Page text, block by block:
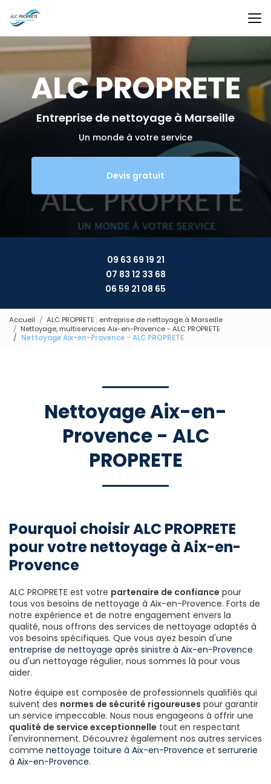
au
contenu
principal
Entreprise de nettoyage à Marseille
Un monde à votre service
Devis gratuit
09 63 69 19 21
07 83 12 33 68
06 59 21 08 65
Accueil
ALC PROPRETE : entreprise de nettoyage à Marseille
Nettoyage, multiservices Aix-en-Provence - ALC PROPRETE
Nettoyage Aix-en-Provence - ALC PROPRETE
Nettoyage Aix-en-
Provence - ALC
PROPRETE
Pourquoi choisir ALC PROPRETE
pour votre nettoyage à Aix-en-
Provence
ALC PROPRETE est votre partenaire de confiance pour
tous vos besoins de nettoyage à Aix-en-Provence. Forts de
notre expérience et de notre engagement envers la
qualité, nous offrons des services de nettoyage adaptés à
vos besoins spécifiques. Que vous ayez besoin d'une
entreprise de nettoyage après sinistre à Aix-en-Provence
ou d'un nettoyage régulier, nous sommes là pour vous
aider.
Notre équipe est composée de professionnels qualifiés qui
suivent des normes de sécurité rigoureuses pour garantir
un service impeccable. Nous nous engageons à offrir une
qualité de service exceptionnelle tout en respectant
l'environnement. Découvrez également nos autres services
comme nettoyage toiture à Aix-en-Provence et serrurerie
à Aix-en-Provence.